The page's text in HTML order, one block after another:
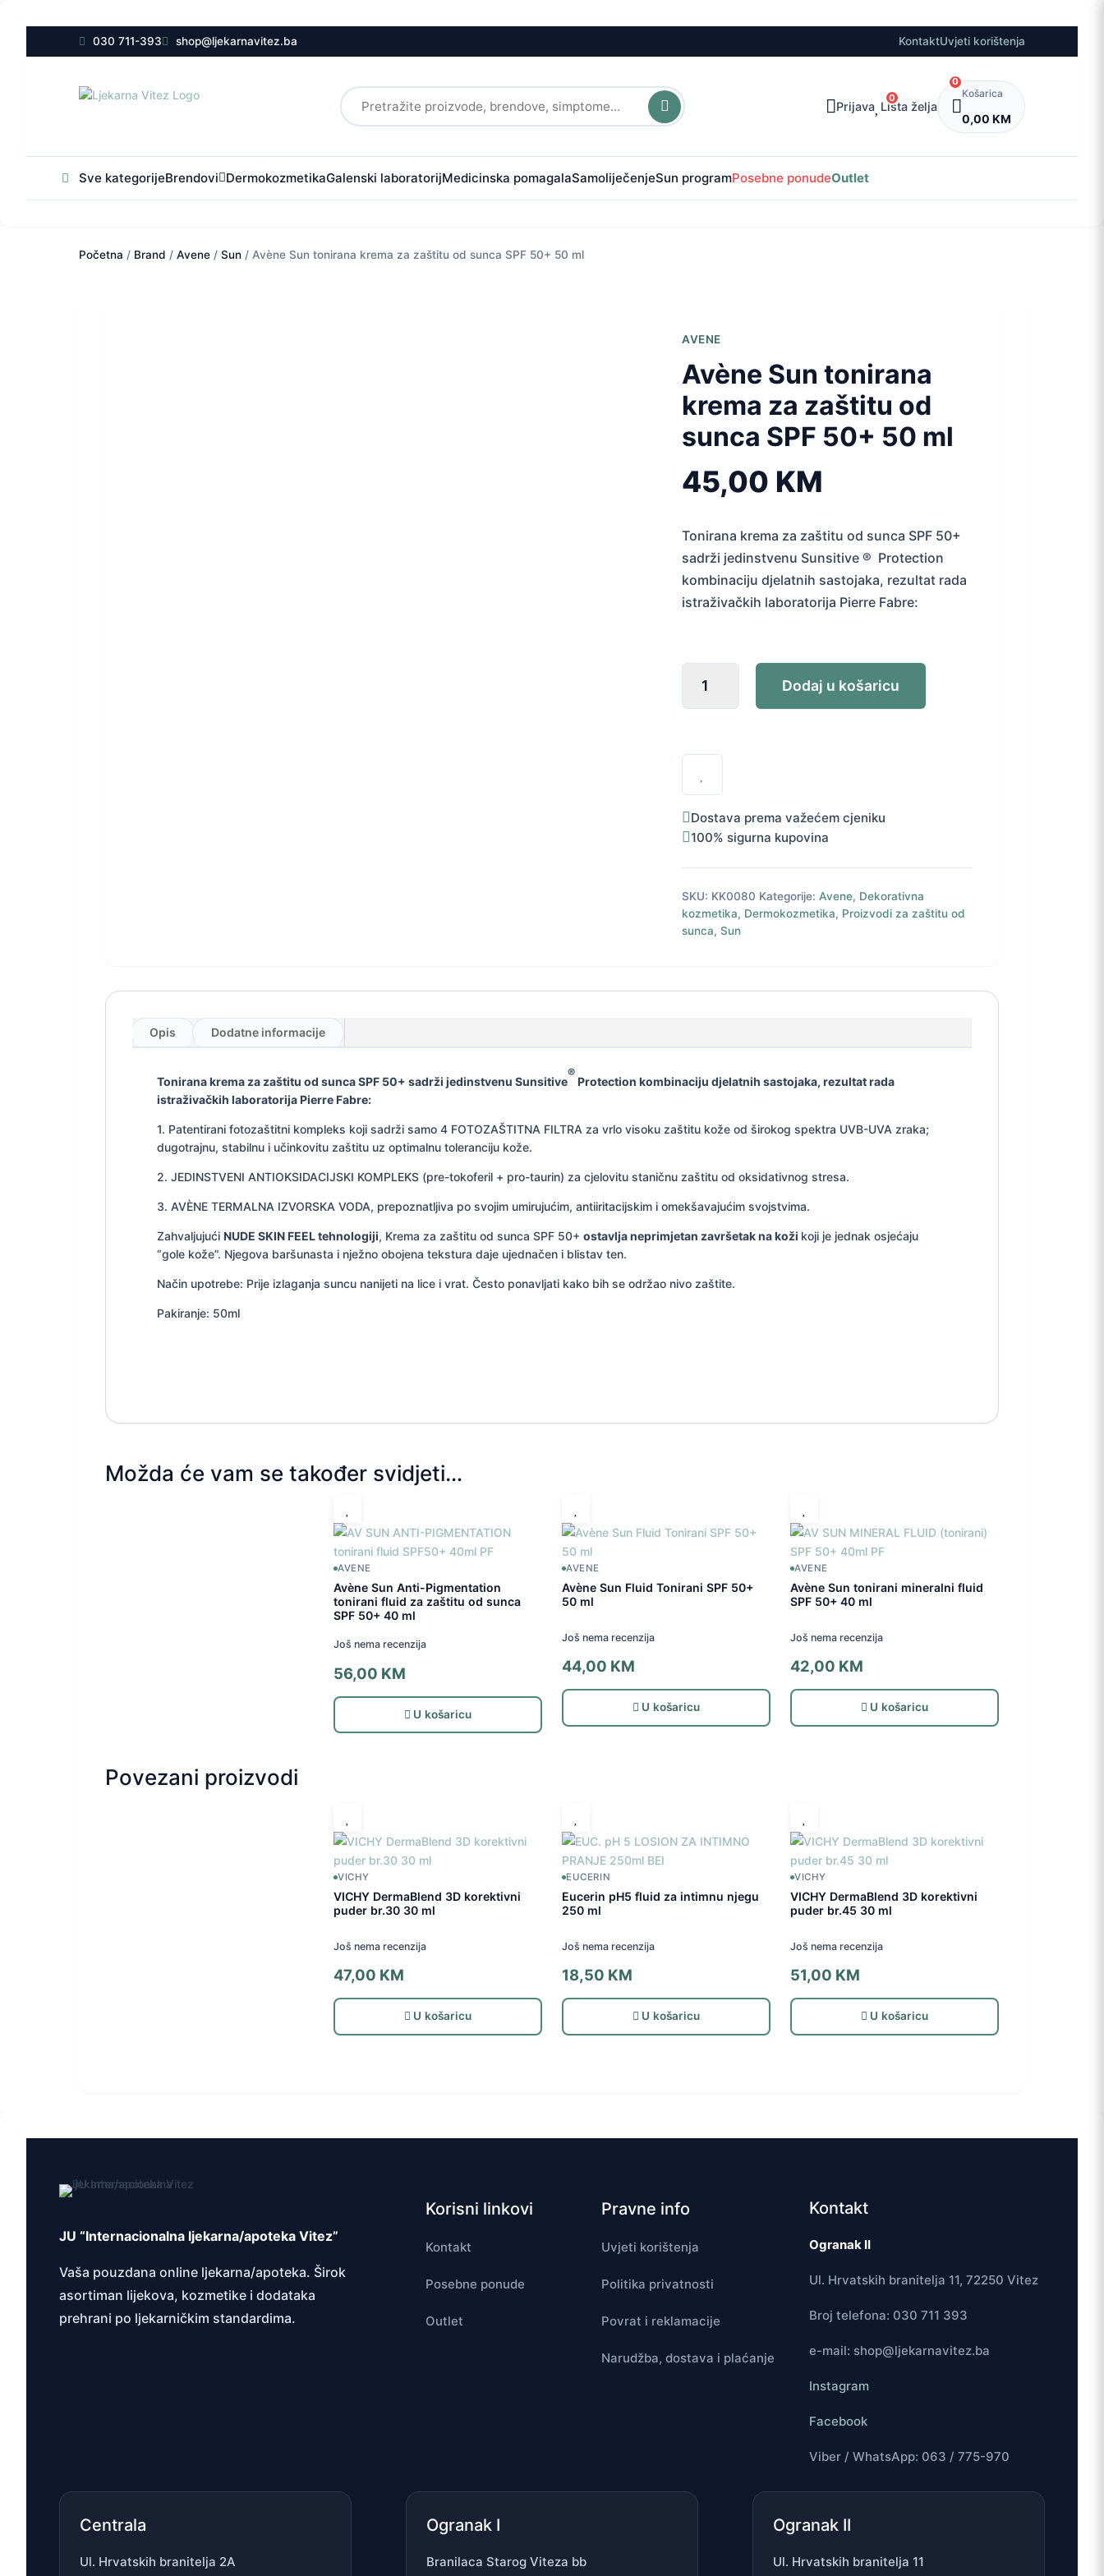
030 711-393 shop@ljekarnavitez.ba KontaktUvjeti korištenja
Prijava
0
Lista želja
0
Košarica
0,00 KM
Sve kategorijeBrendovi DermokozmetikaGalenski laboratorijMedicinska pomagalaSamoliječenjeSun programPosebne ponudeOutlet
Početna / Brand / Avene / Sun / Avène Sun tonirana krema za zaštitu od sunca SPF 50+ 50 ml
AVENE
Avène Sun tonirana
krema za zaštitu od
sunca SPF 50+ 50 ml
45,00 KM
Tonirana krema za zaštitu od sunca SPF 50+
sadrži jedinstvenu Sunsitive ® Protection
kombinaciju djelatnih sastojaka, rezultat rada
istraživačkih laboratorija Pierre Fabre:
tonirana
zaštitu
sunca
SPF
50+
ml
Dodaj u košaricu
Dostava prema važećem cjeniku
100% sigurna kupovina
SKU: KK0080 Kategorije:Avene, Dekorativna
kozmetika, Dermokozmetika, Proizvodi za zaštitu od
sunca,Sun
Opis Dodatne informacije
Tonirana krema za zaštitu od sunca SPF 50+ sadrži jedinstvenu Sunsitive
®
Protection kombinaciju djelatnih sastojaka, rezultat rada
istraživačkih laboratorija Pierre Fabre:
1. Patentirani fotozaštitni kompleks koji sadrži samo 4 FOTOZAŠTITNA FILTRA za vrlo visoku zaštitu kože od širokog spektra UVB-UVA zraka;
dugotrajnu, stabilnu i učinkovitu zaštitu uz optimalnu toleranciju kože.
2. JEDINSTVENI ANTIOKSIDACIJSKI KOMPLEKS (pre-tokoferil + pro-taurin) za cjelovitu staničnu zaštitu od oksidativnog stresa.
3. AVÈNE TERMALNA IZVORSKA VODA, prepoznatljiva po svojim umirujućim, antiiritacijskim i omekšavajućim svojstvima.
Zahvaljujući NUDE SKIN FEEL tehnologiji, Krema za zaštitu od sunca SPF 50+ ostavlja neprimjetan završetak na koži koji je jednak osjećaju
“gole kože”. Njegova baršunasta i nježno obojena tekstura daje ujednačen i blistav ten.
Način upotrebe: Prije izlaganja suncu nanijeti na lice i vrat. Često ponavljati kako bih se održao nivo zaštite.
Pakiranje: 50ml
Možda će vam se također svidjeti…
AVENE
Avène Sun Anti-Pigmentation
tonirani fluid za zaštitu od sunca
SPF 50+ 40 ml
Još nema recenzija
56,00 KM
U košaricu
AVENE
Avène Sun Fluid Tonirani SPF 50+
50 ml
Još nema recenzija
44,00 KM
U košaricu
AVENE
Avène Sun tonirani mineralni fluid
SPF 50+ 40 ml
Još nema recenzija
42,00 KM
U košaricu
Povezani proizvodi
VICHY
VICHY DermaBlend 3D korektivni
puder br.30 30 ml
Još nema recenzija
47,00 KM
U košaricu
EUCERIN
Eucerin pH5 fluid za intimnu njegu
250 ml
Još nema recenzija
18,50 KM
U košaricu
VICHY
VICHY DermaBlend 3D korektivni
puder br.45 30 ml
Još nema recenzija
51,00 KM
U košaricu
JU “Internacionalna ljekarna/apoteka Vitez”
Vaša pouzdana online ljekarna/apoteka. Širok
asortiman lijekova, kozmetike i dodataka
prehrani po ljekarničkim standardima.
Korisni linkovi
Kontakt
Posebne ponude
Outlet
Pravne info
Uvjeti korištenja
Politika privatnosti
Povrat i reklamacije
Narudžba, dostava i plaćanje
Kontakt
Ogranak II
Ul. Hrvatskih branitelja 11, 72250 Vitez
Broj telefona: 030 711 393
e-mail: shop@ljekarnavitez.ba
Instagram
Facebook
Viber / WhatsApp: 063 / 775-970
Centrala
Ul. Hrvatskih branitelja 2A
Ogranak I
Branilaca Starog Viteza bb
Ogranak II
Ul. Hrvatskih branitelja 11